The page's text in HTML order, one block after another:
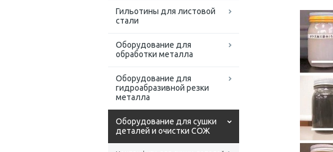
Гильотины для листовой
стали
Оборудование для
обработки металла
Оборудование для
гидроабразивной резки
металла
Оборудование для сушки
деталей и очистки СОЖ